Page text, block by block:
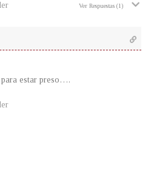
Ver Respuestas (1)
estar preso….